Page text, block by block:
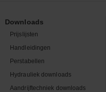
Downloads
Prijslijsten
Handleidingen
Perstabellen
Hydrauliek downloads
Aandrijftechniek downloads